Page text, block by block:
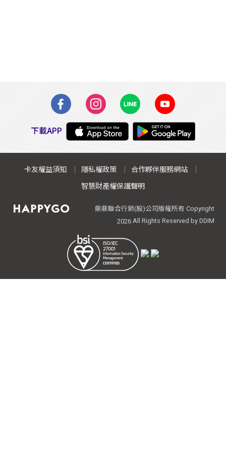
下載APP
卡友權益須知 隱私權政策
合作夥伴服務網站
智慧財產權保護聲明
鼎鼎聯合行銷(股)公司版權所有 Copyright
2026All Rights Reserved by DDIM